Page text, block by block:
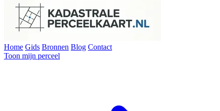
Home Gids Bronnen Blog Contact
Toon mijn perceel